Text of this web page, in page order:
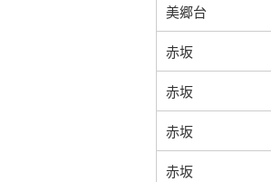
美郷台
赤坂
赤坂
赤坂
赤坂